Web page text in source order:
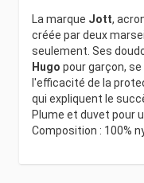
La marque Jott,
créée par deux
seulement. Ses
Hugo pour garçon,
l'efficacité de la
qui expliquent le
Plume et duvet pour
Composition : 100%